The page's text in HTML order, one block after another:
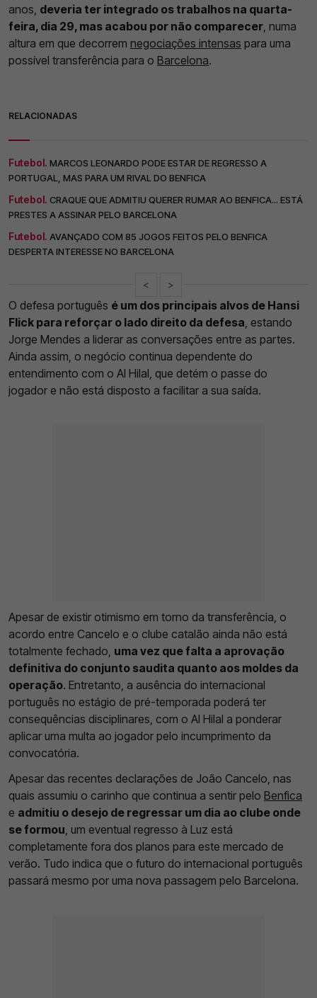
anos, deveria ter integrado os trabalhos na quarta-
feira, dia 29, mas acabou por não comparecer , numa
altura em que decorrem negociações intensas para uma
possível transferência para o Barcelona.
RELACIONADAS
Futebol. MARCOS LEONARDO PODE ESTAR DE REGRESSO A
PORTUGAL, MAS PARA UM RIVAL DO BENFICA
Futebol. CRAQUE QUE ADMITIU QUERER RUMAR AO BENFICA... ESTÁ
PRESTES A ASSINAR PELO BARCELONA
Futebol. AVANÇADO COM 85 JOGOS FEITOS PELO BENFICA
DESPERTA INTERESSE NO BARCELONA
< >
O defesa português é um dos principais alvos de Hansi
Flick para reforçar o lado direito da defesa , estando
Jorge Mendes a liderar as conversações entre as partes.
Ainda assim, o negócio continua dependente do
entendimento com o Al Hilal, que detém o passe do
jogador e não está disposto a facilitar a sua saída.
Apesar de existir otimismo em torno da transferência, o
acordo entre Cancelo e o clube catalão ainda não está
totalmente fechado, uma vez que falta a aprovação
definitiva do conjunto saudita quanto aos moldes da
operação. Entretanto, a ausência do internacional
português no estágio de pré-temporada poderá ter
consequências disciplinares, com o Al Hilal a ponderar
aplicar uma multa ao jogador pelo incumprimento da
convocatória.
Apesar das recentes declarações de João Cancelo, nas
quais assumiu o carinho que continua a sentir pelo Benfica
e admitiu o desejo de regressar um dia ao clube onde
se formou , um eventual regresso à Luz está
completamente fora dos planos para este mercado de
verão. Tudo indica que o futuro do internacional português
passará mesmo por uma nova passagem pelo Barcelona.